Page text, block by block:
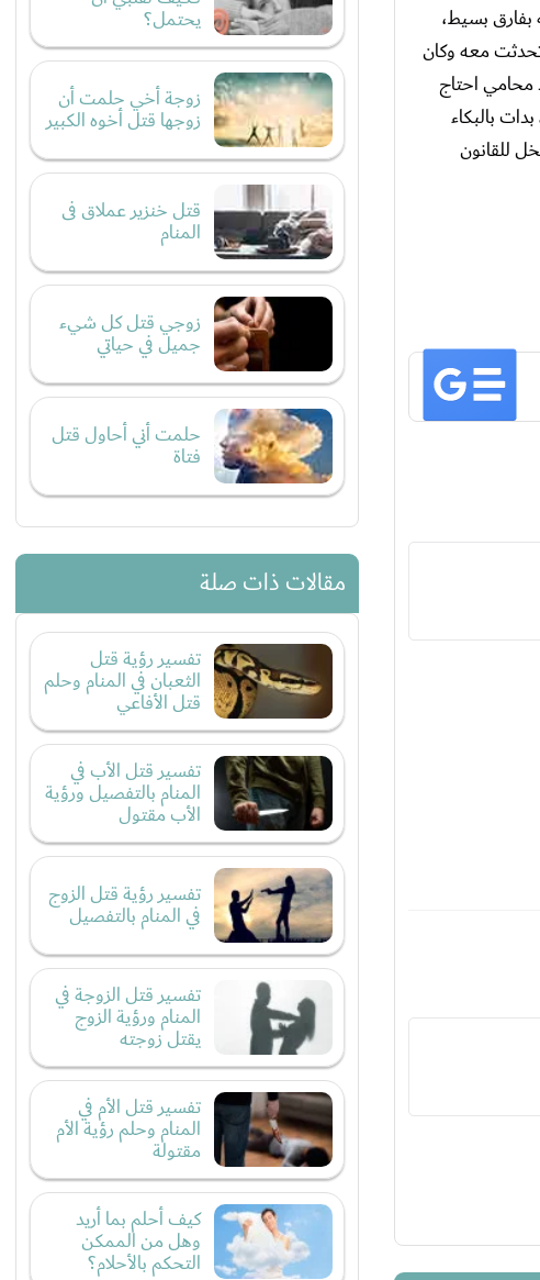
بسيط،
معه وكان
كم مدة السجن، قال: 3 سنوات، وقلت اريد محامي احتاج
بالبكاء
للقانون
يحتمل؟
زوجة أخي حلمت أن
زوجها قتل أخوه الكبير
قتل خنزير عملاق فى
المنام
زوجي قتل كل شيء
جميل في حياتي
حلمت أني أحاول قتل
فتاة
مقالات ذات صلة
تفسير رؤية قتل
الثعبان في المنام وحلم
قتل الأفاعي
تفسير قتل الأب في
المنام بالتفصيل ورؤية
الأب مقتول
تفسير رؤية قتل الزوج
في المنام بالتفصيل
تفسير قتل الزوجة في
المنام ورؤية الزوج
يقتل زوجته
تفسير قتل الأم في
المنام وحلم رؤية الأم
مقتولة
كيف أحلم بما أريد
وهل من الممكن
التحكم بالأحلام؟